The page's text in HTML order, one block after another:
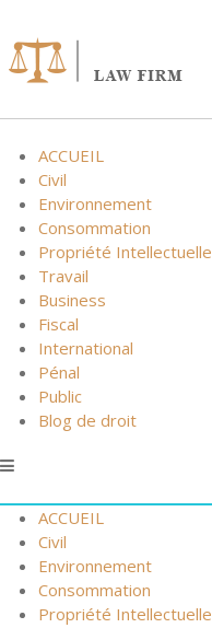
content
ACCUEIL
Civil
Environnement
Consommation
Propriété Intellectuelle
Travail
Business
Fiscal
International
Pénal
Public
Blog de droit
ACCUEIL
Civil
Environnement
Consommation
Propriété Intellectuelle